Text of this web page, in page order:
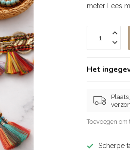
meter
Lees
Het
Toevoegen
Scherpe